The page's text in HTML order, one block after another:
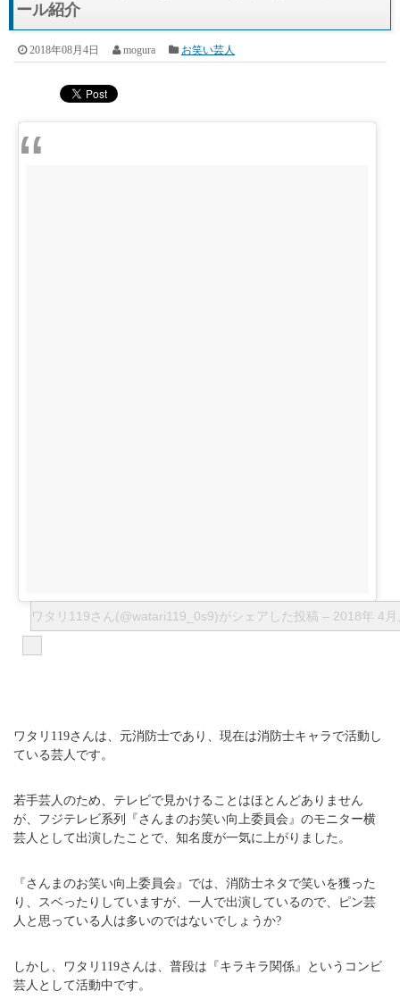
ール紹介
2018年08月4日 mogura お笑い芸人
ワタリ119さん(@watari119_0s9)がシェアした投稿 – 2018年 4
ワタリ119さんは、元消防士であり、現在は消防士キャラで活動し
ている芸人です。
若手芸人のため、テレビで見かけることはほとんどありません
が、フジテレビ系列『さんまのお笑い向上委員会』のモニター横
芸人として出演したことで、知名度が一気に上がりました。
『さんまのお笑い向上委員会』では、消防士ネタで笑いを獲った
り、スベったりしていますが、一人で出演しているので、ピン芸
人と思っている人は多いのではないでしょうか?
しかし、ワタリ119さんは、普段は『キラキラ関係』というコンビ
芸人として活動中です。